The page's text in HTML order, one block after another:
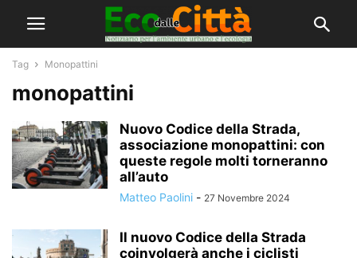
Tag Monopattini
monopattini
Nuovo Codice della Strada,
associazione monopattini: con
queste regole molti torneranno
all’auto
Matteo Paolini - 27 Novembre 2024
Il nuovo Codice della Strada
coinvolgerà anche i ciclisti